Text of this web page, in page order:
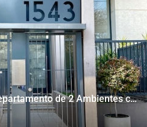
OPORTUNIDAD!!! Departamento de 2 Ambientes con Cochera en Banfield Este